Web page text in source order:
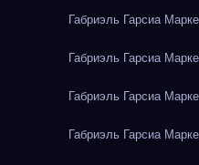
Габриэль Гарсиа
Габриэль Гарсиа
Габриэль Гарсиа
Габриэль Гарсиа